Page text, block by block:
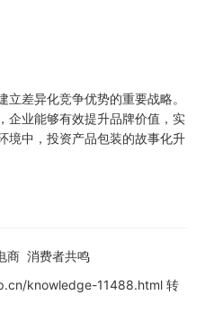
差异化竞争优势的重要战略。
企业能够有效提升品牌价值，实
境中，投资产品包装的故事化升
商 消费者共鸣
knowledge-11488.html 转